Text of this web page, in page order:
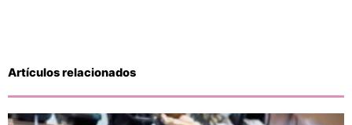
Artículos relacionados